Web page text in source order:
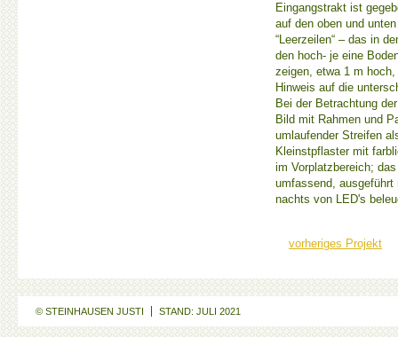
Eingangstrakt ist
auf den oben und
“Leerzeilen“ – das in
den hoch- je eine
zeigen, etwa 1 m
Hinweis auf die
Bei der Betrachtung
Bild mit Rahmen und
umlaufender Streifen
Kleinstpflaster mit
im Vorplatzbereich;
umfassend,
nachts von LED's
vorheriges Projekt
© STEINHAUSEN JUSTI STAND: JULI 2021